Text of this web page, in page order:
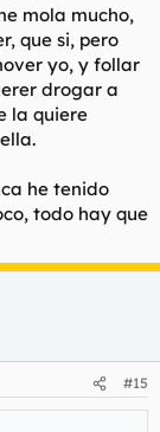
mola mucho,
que si, pero
yo, y follar
drogar a
la quiere
he tenido
todo hay que
#15